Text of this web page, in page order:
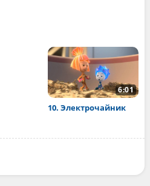
6:01
10. Электрочайник